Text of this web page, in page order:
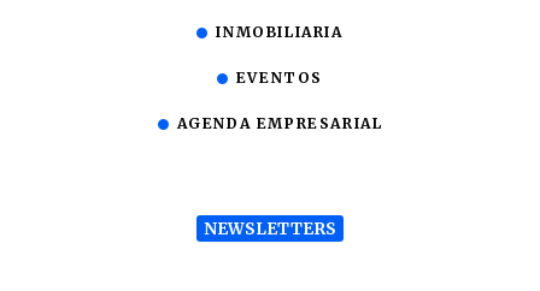
INMOBILIARIA
EVENTOS
AGENDA EMPRESARIAL
NEWSLETTERS